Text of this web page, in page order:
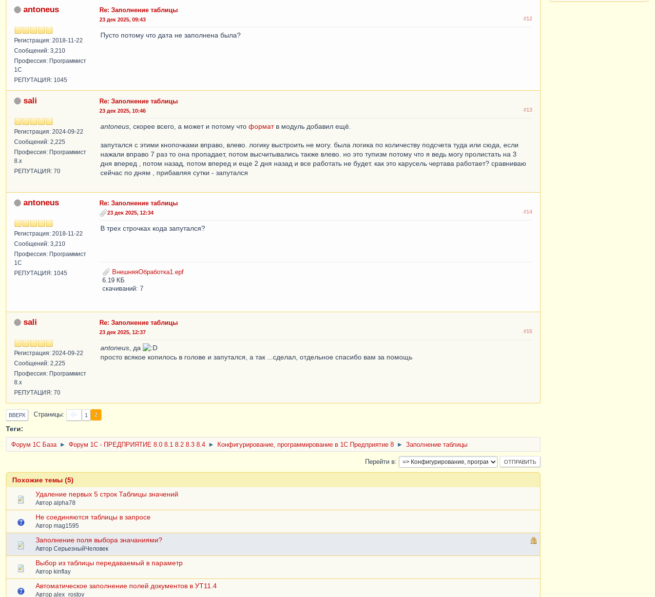
antoneus
Регистрация: 2018-11-22
Сообщений: 3,210
Профессия: Программист
1С
РЕПУТАЦИЯ: 1045
Re: Заполнение таблицы
#12
23 дек 2025, 09:43
Пусто потому что дата не заполнена была?
sali
Регистрация: 2024-09-22
Сообщений: 2,225
Профессия: Программист
8.x
РЕПУТАЦИЯ: 70
Re: Заполнение таблицы
#13
23 дек 2025, 10:46
antoneus , скорее всего, а может и потому что форматв модуль добавил ещё.
запутался с этими кнопочками вправо, влево. логику выстроить не могу. была логика по количеству подсчета туда или сюда, если
нажали вправо 7 раз то она пропадает, потом высчитывались также влево. но это тупизм потому что я ведь могу пролистать на 3
дня вперед , потом назад, потом вперед и еще 2 дня назад и все работать не будет. как это карусель чертава работает? сравниваю
сейчас по дням , прибавляя сутки - запутался
antoneus
Регистрация: 2018-11-22
Сообщений: 3,210
Профессия: Программист
1С
РЕПУТАЦИЯ: 1045
Re: Заполнение таблицы
#14
23 дек 2025, 12:34
В трех строчках кода запутался?
ВнешняяОбработка1.epf
6.19 КБ
скачиваний: 7
sali
Регистрация: 2024-09-22
Сообщений: 2,225
Профессия: Программист
8.x
РЕПУТАЦИЯ: 70
Re: Заполнение таблицы
#15
23 дек 2025, 12:37
antoneus , да
просто всякое копилось в голове и запутался, а так ...сделал, отдельное спасибо вам за помощь
ВВЕРХ Страницы 1 2
Теги:
Форум 1C База ► Форум 1С - ПРЕДПРИЯТИЕ 8.0 8.1 8.2 8.3 8.4 ► Конфигурирование, программирование в 1С Предприятие 8 ► Заполнение таблицы
Перейти в
Похожие темы (5)
Удаление первых 5 строк Таблицы значений
Автор alpha78
Не соединяются таблицы в запросе
Автор mag1595
Заполнение поля выбора значаниями?
Автор СерьезныйЧеловек
Выбор из таблицы передаваемый в параметр
Автор kinflay
Автоматическое заполнение полей документов в УТ11.4
Автор alex_rostov